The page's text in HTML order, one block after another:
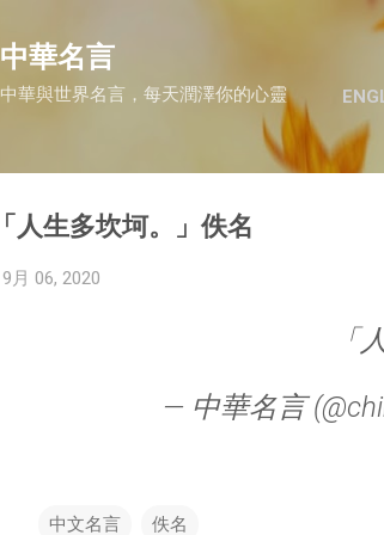
中華名言
中華與世界名言，每天潤澤你的心靈
「人生多坎坷。」佚名
9月 06, 2020
「
— 中華名言
中文名言 佚名